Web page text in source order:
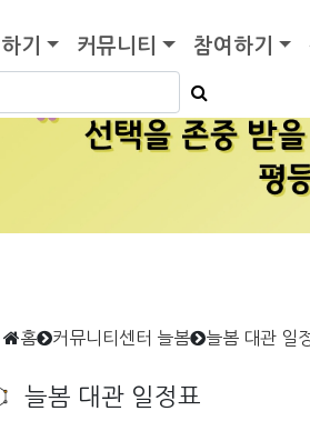
기 커뮤니티 참여하기
홈 커뮤니티센터 늘봄 늘봄 대관 일
늘봄 대관 일정표